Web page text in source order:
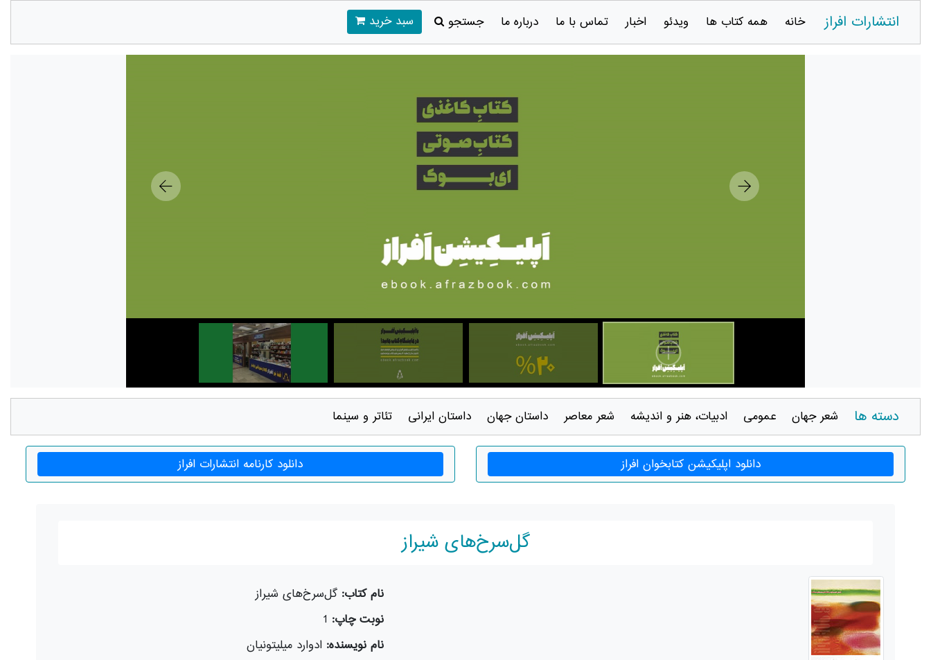
انتشارات افراز خانه همه کتاب ها ویدئو اخبار تماس با ما درباره ما جستجو سبد خرید
دسته ها شعر جهان عمومی ادبيات، هنر و انديشه شعر معاصر داستان جهان داستان ايرانی تئاتر و سينما
دانلود اپلیکیشن کتابخوان افراز دانلود کارنامه انتشارات افراز
گل‌سرخ‌های شیراز
نام کتاب:گل‌سرخ‌های شیراز
نوبت چاپ: 1
نام نویسنده:ادوارد میلیتونیان